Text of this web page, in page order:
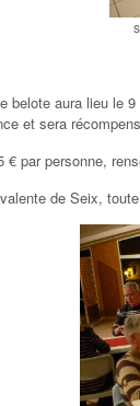
belote aura lieu le
et sera
par personne,
de Seix,